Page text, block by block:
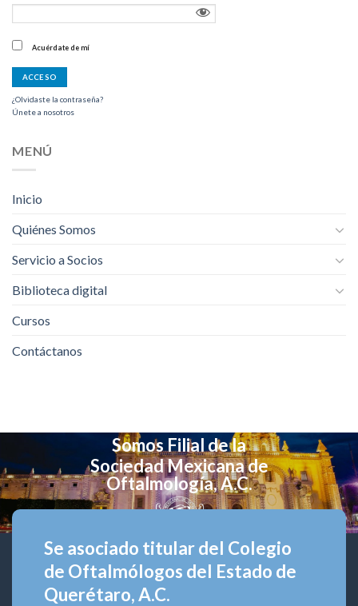
Acuérdate de mí
¿Olvidaste la contraseña?
Únete a nosotros
MENÚ
Inicio
Quiénes Somos
Servicio a Socios
Biblioteca digital
Cursos
Contáctanos
Somos Filial de la
Sociedad Mexicana de
Oftalmología, A.C.
Se asociado titular del Colegio
de Oftalmólogos del Estado de
Querétaro, A.C.